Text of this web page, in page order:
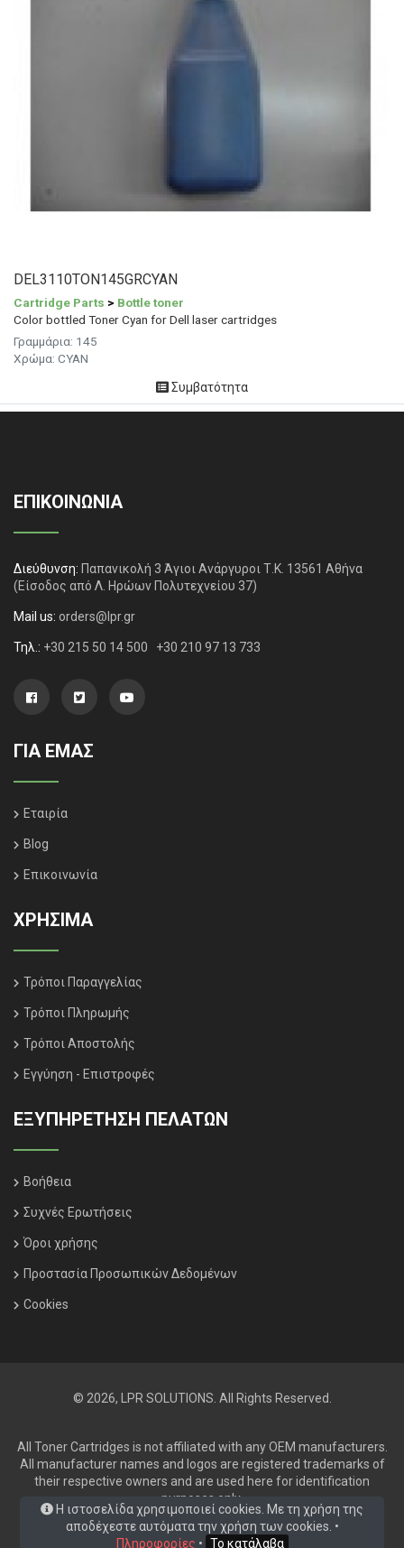
DEL3110TON145GRCYAN
Cartridge Parts > Bottle toner
Color bottled Toner Cyan for Dell laser cartridges
Γραμμάρια: 145
Χρώμα: CYAN
Συμβατότητα
ΕΠΙΚΟΙΝΩΝΙΑ
Διεύθυνση: Παπανικολή 3 Άγιοι Ανάργυροι Τ.Κ. 13561 Αθήνα
(Είσοδος από Λ. Ηρώων Πολυτεχνείου 37)
Mail us: orders@lpr.gr
Τηλ.: +30 215 50 14 500 +30 210 97 13 733
ΓΙΑ ΕΜΑΣ
Εταιρία
Blog
Επικοινωνία
ΧΡΗΣΙΜΑ
Τρόποι Παραγγελίας
Τρόποι Πληρωμής
Τρόποι Αποστολής
Εγγύηση - Επιστροφές
ΕΞΥΠΗΡΈΤΗΣΗ ΠΕΛΑΤΏΝ
Βοήθεια
Συχνές Ερωτήσεις
Όροι χρήσης
Προστασία Προσωπικών Δεδομένων
Cookies
© 2026, LPR SOLUTIONS. All Rights Reserved.
All Toner Cartridges is not affiliated with any OEM manufacturers.
All manufacturer names and logos are registered trademarks of
their respective owners and are used here for identification
purposes only.
Η ιστοσελίδα χρησιμοποιεί cookies. Με τη χρήση της
αποδέχεστε αυτόματα την χρήση των cookies. •
Πληροφορίες • Το κατάλαβα